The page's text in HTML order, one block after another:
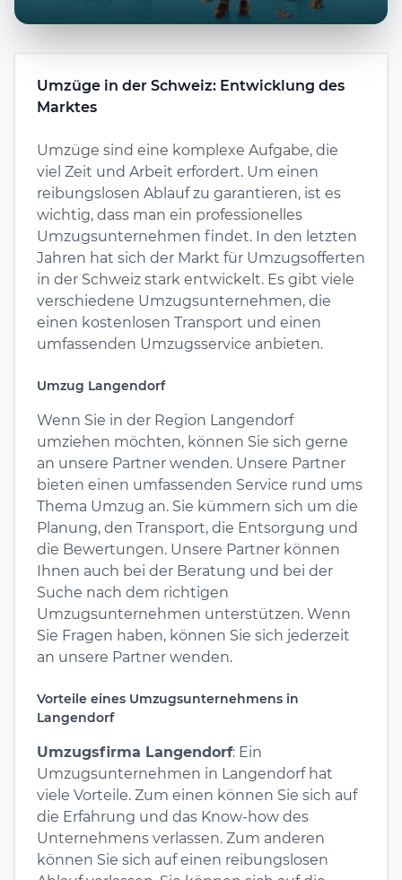
Umzüge in der Schweiz: Entwicklung des
Marktes
Umzüge sind eine komplexe Aufgabe, die
viel Zeit und Arbeit erfordert. Um einen
reibungslosen Ablauf zu garantieren, ist es
wichtig, dass man ein professionelles
Umzugsunternehmen findet. In den letzten
Jahren hat sich der Markt für Umzugsofferten
in der Schweiz stark entwickelt. Es gibt viele
verschiedene Umzugsunternehmen, die
einen kostenlosen Transport und einen
umfassenden Umzugsservice anbieten.
Umzug Langendorf
Wenn Sie in der Region Langendorf
umziehen möchten, können Sie sich gerne
an unsere Partner wenden. Unsere Partner
bieten einen umfassenden Service rund ums
Thema Umzug an. Sie kümmern sich um die
Planung, den Transport, die Entsorgung und
die Bewertungen. Unsere Partner können
Ihnen auch bei der Beratung und bei der
Suche nach dem richtigen
Umzugsunternehmen unterstützen. Wenn
Sie Fragen haben, können Sie sich jederzeit
an unsere Partner wenden.
Vorteile eines Umzugsunternehmens in
Langendorf
Umzugsfirma Langendorf: Ein
Umzugsunternehmen in Langendorf hat
viele Vorteile. Zum einen können Sie sich auf
die Erfahrung und das Know-how des
Unternehmens verlassen. Zum anderen
können Sie sich auf einen reibungslosen